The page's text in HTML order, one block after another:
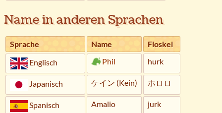
Name in anderen Sprachen
Sprache Name
Floskel
Englisch
Phil hurk
Japanisch ケイン (Kein) ホロロ
Spanisch Amalio jurk